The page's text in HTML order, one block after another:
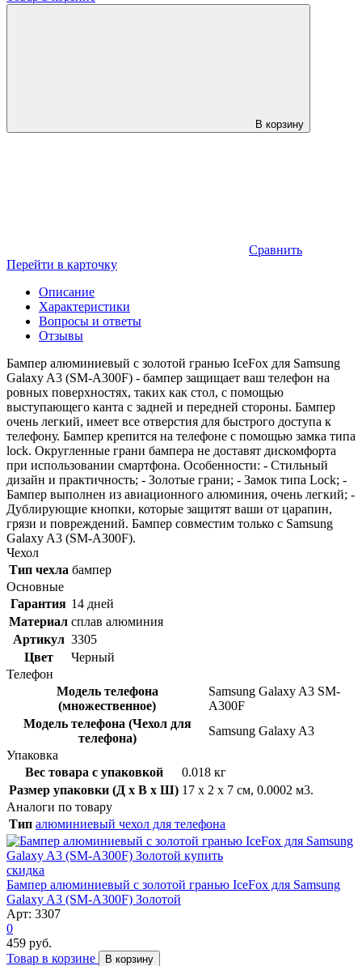
В корзину
Сравнить
Перейти в карточку
Описание
Характеристики
Вопросы и ответы
Отзывы
Бампер алюминиевый с золотой гранью IceFox для Samsung
Galaxy A3 (SM-A300F) - бампер защищает ваш телефон на
ровных поверхностях, таких как стол, с помощью
выступающего канта с задней и передней стороны. Бампер
очень легкий, имеет все отверстия для быстрого доступа к
телефону. Бампер крепится на телефоне с помощью замка типа
lock. Округленные грани бампера не доставят дискомфорта
при использовании смартфона. Особенности: - Стильный
дизайн и практичность; - Золотые грани; - Замок типа Lock; -
Бампер выполнен из авиационного алюминия, очень легкий; -
Дублирующие кнопки, которые защитят ваши от царапин,
грязи и повреждений. Бампер совместим только с Samsung
Galaxy A3 (SM-A300F).
Чехол
Тип чехла бампер
Основные
Гарантия 14 дней
Материал сплав алюминия
Артикул 3305
Цвет
Черный
Телефон
Модель телефона
(множественное)
Samsung Galaxy A3 SM-
A300F
Модель телефона (Чехол для
телефона)
Samsung Galaxy A3
Упаковка
Вес товара с упаковкой
0.018 кг
Размер упаковки (Д x В x Ш) 17 x 2 x 7 см, 0.0002 м3.
Аналоги по товару
Тип алюминиевый чехол для телефона
скидка
Бампер алюминиевый с золотой гранью IceFox для Samsung
Galaxy A3 (SM-A300F) Золотой
Арт: 3307
0
459 руб.
Товар в корзине
В корзину